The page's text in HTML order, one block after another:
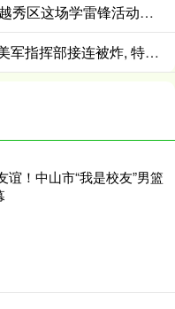
红牛策略 “红盒子”进校园全覆盖！越秀区这场学雷锋活动让红色基因“润心田”
铁牛配资 伊朗打红了眼, 美使馆、美军指挥部接连被炸, 特朗普给出停战方案
谊！中山市“我是校友”男篮